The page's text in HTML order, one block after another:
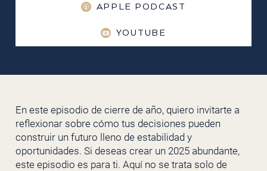
APPLE PODCAST
YOUTUBE
En este episodio de cierre de año, quiero invitarte a
reflexionar sobre cómo tus decisiones pueden
construir un futuro lleno de estabilidad y
oportunidades. Si deseas crear un 2025 abundante,
este episodio es para ti. Aquí no se trata solo de